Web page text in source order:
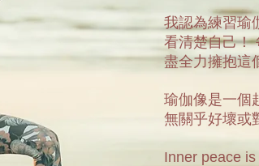
我認為練習瑜
看清楚自己！
盡全力擁抱這
瑜伽像是一個
無關乎好壞或
Inner peace